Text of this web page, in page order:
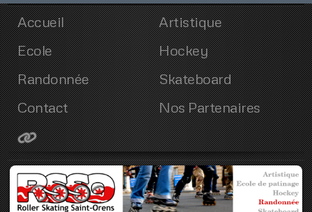
Accueil
Artistique
Ecole
Hockey
Randonnée
Skateboard
Contact
Nos Partenaires